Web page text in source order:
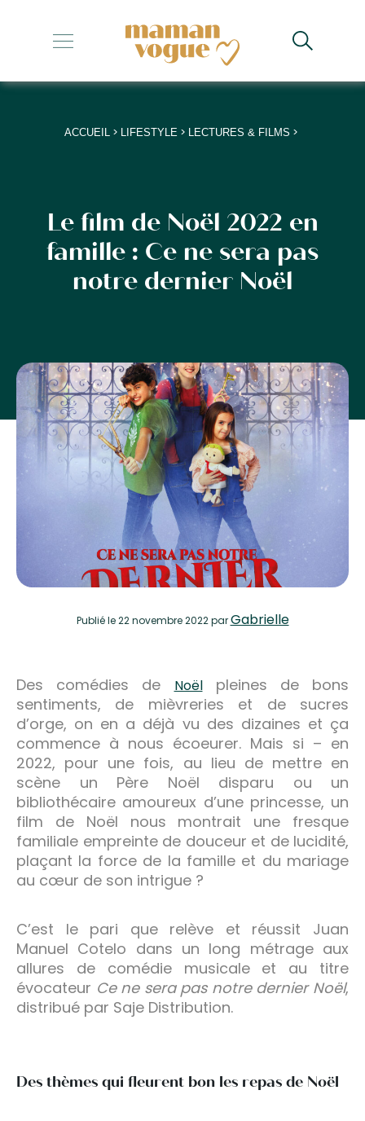
+
+
+
+
ACCUEIL > LIFESTYLE > LECTURES & FILMS >
Le film de Noël 2022 en
famille : Ce ne sera pas
notre dernier Noël
Publiéle 22 novembre 2022parGabrielle
Des comédies de Noëlpleines de bons
sentiments, de mièvreries et de sucres
d’orge, on en a déjà vu des dizaines et ça
commence à nous écoeurer. Mais si – en
2022, pour une fois, au lieu de mettre en
scène un Père Noël disparu ou un
bibliothécaire amoureux d’une princesse, un
film de Noël nous montrait une fresque
familiale empreinte de douceur et de lucidité,
plaçant la force de la famille et du mariage
au cœur de son intrigue ?
C’est le pari que relève et réussit Juan
Manuel Cotelo dans un long métrage aux
allures de comédie musicale et au titre
évocateur Ce ne sera pas notre dernier Noël,
distribué par Saje Distribution.
Des thèmes qui fleurent bon les repas de Noël